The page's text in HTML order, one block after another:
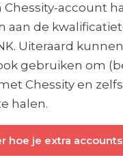
Chessity-account
aan de
Uiteraard
gebruiken om
Chessity en
halen.
hoe je extra